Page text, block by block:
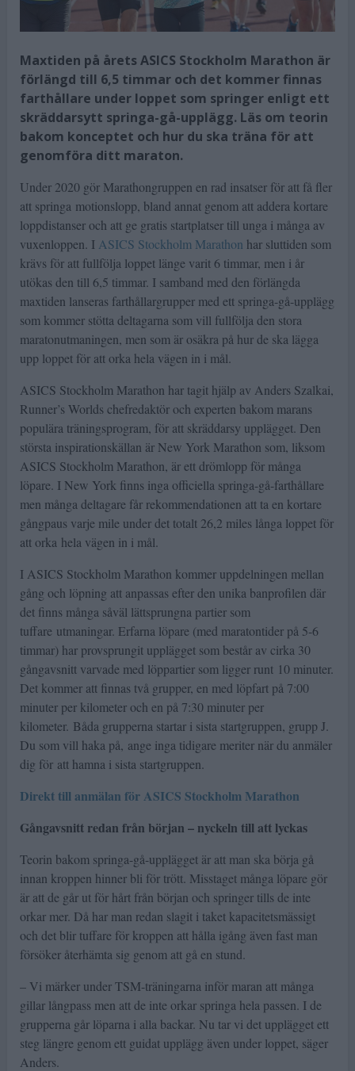
Maxtiden på årets ASICS Stockholm Marathon är
förlängd till 6,5 timmar och det kommer finnas
farthållare under loppet som springer enligt ett
skräddarsytt springa-gå-upplägg. Läs om teorin
bakom konceptet och hur du ska träna för att
genomföra ditt maraton.
Under 2020 gör Marathongruppen en rad insatser för att få fler
att springa motionslopp, bland annat genom att addera kortare
loppdistanser och att ge gratis startplatser till unga i många av
vuxenloppen. I ASICS Stockholm Marathon har sluttiden som
krävs för att fullfölja loppet länge varit 6 timmar, men i år
utökas den till 6,5 timmar. I samband med den förlängda
maxtiden lanseras farthållargrupper med ett springa-gå-upplägg
som kommer stötta deltagarna som vill fullfölja den stora
maratonutmaningen, men som är osäkra på hur de ska lägga
upp loppet för att orka hela vägen in i mål.
ASICS Stockholm Marathon har tagit hjälp av Anders Szalkai,
Runner’s Worlds chefredaktör och experten bakom marans
populära träningsprogram, för att skräddarsy upplägget. Den
största inspirationskällan är New York Marathon som, liksom
ASICS Stockholm Marathon, är ett drömlopp för många
löpare. I New York finns inga officiella springa-gå-farthållare
men många deltagare får rekommendationen att ta en kortare
gångpaus varje mile under det totalt 26,2 miles långa loppet för
att orka hela vägen in i mål.
I ASICS Stockholm Marathon kommer uppdelningen mellan
gång och löpning att anpassas efter den unika banprofilen där
det finns många såväl lättsprungna partier som
tuffare utmaningar. Erfarna löpare (med maratontider på 5-6
timmar) har provsprungit upplägget som består av cirka 30
gångavsnitt varvade med löppartier som ligger runt 10 minuter.
Det kommer att finnas två grupper, en med löpfart på 7:00
minuter per kilometer och en på 7:30 minuter per
kilometer. Båda grupperna startar i sista startgruppen, grupp J.
Du som vill haka på, ange inga tidigare meriter när du anmäler
dig för att hamna i sista startgruppen.
Direkt till anmälan för ASICS Stockholm Marathon
Gångavsnitt redan från början – nyckeln till att lyckas
Teorin bakom springa-gå-upplägget är att man ska börja gå
innan kroppen hinner bli för trött. Misstaget många löpare gör
är att de går ut för hårt från början och springer tills de inte
orkar mer. Då har man redan slagit i taket kapacitetsmässigt
och det blir tuffare för kroppen att hålla igång även fast man
försöker återhämta sig genom att gå en stund.
– Vi märker under TSM-träningarna inför maran att många
gillar långpass men att de inte orkar springa hela passen. I de
grupperna går löparna i alla backar. Nu tar vi det upplägget ett
steg längre genom ett guidat upplägg även under loppet, säger
Anders.